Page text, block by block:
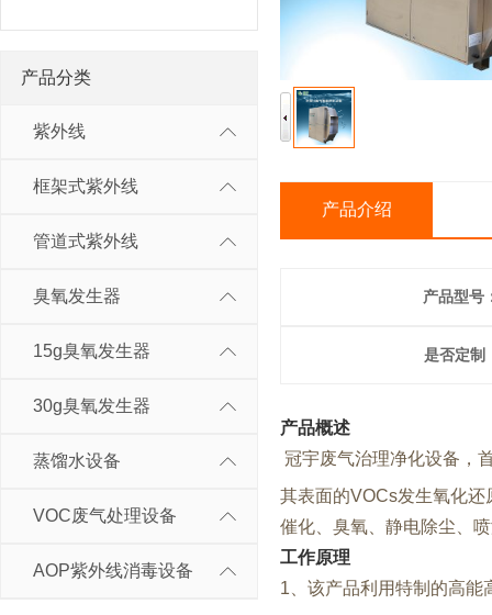
产品分类
紫外线
框架式紫外线
管道式紫外线
臭氧发生器
15g臭氧发生器
30g臭氧发生器
蒸馏水设备
VOC废气处理设备
AOP紫外线消毒设备
产品介绍
产品型号
是否定制
产品概述
冠宇废气治理净化设备，
其表面的VOCs发生氧化
催化、臭氧、静电除尘、
工作原理
1、该产品利用特制的高